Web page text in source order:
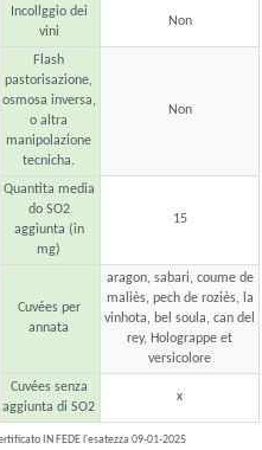
Incollggio dei
vini
Non
Flash
pastorisazione,
osmosa inversa,
o altra
manipolazione
tecnicha.
Non
Quantita media
do SO2
aggiunta (in
mg)
15
Cuvées per
annata
aragon, sabari, coume de
maliès, pech de roziès, la
vinhota, bel soula, can del
rey, Holograppe et
versicolore
Cuvées senza
aggiunta di SO2
x
IN FEDE l'esatezza 09-01-2025